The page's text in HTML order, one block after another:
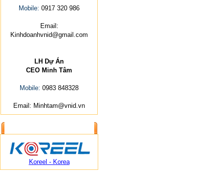
Mobile: 0917 320 986
Email:
Kinhdoanhvnid@gmail.com
LH Dự Án
CEO Minh Tâm
Mobile: 0983 848328
Email: Minhtam@vnid.vn
Koreel - Korea